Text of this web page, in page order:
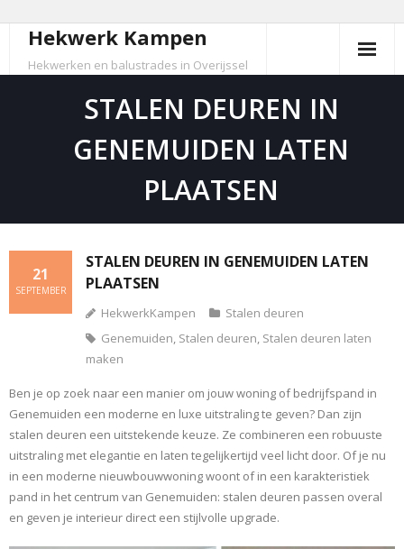
content
Hekwerk Kampen
Hekwerken en balustrades in Overijssel
STALEN DEUREN IN
GENEMUIDEN LATEN
PLAATSEN
STALEN DEUREN IN GENEMUIDEN LATEN
PLAATSEN
21
SEPTEMBER
HekwerkKampen
Stalen deuren
Genemuiden, Stalen deuren, Stalen deuren laten
maken
Ben je op zoek naar een manier om jouw woning of bedrijfspand in
Genemuiden een moderne en luxe uitstraling te geven? Dan zijn
stalen deuren een uitstekende keuze. Ze combineren een robuuste
uitstraling met elegantie en laten tegelijkertijd veel licht door. Of je nu
in een moderne nieuwbouwwoning woont of in een karakteristiek
pand in het centrum van Genemuiden: stalen deuren passen overal
en geven je interieur direct een stijlvolle upgrade.